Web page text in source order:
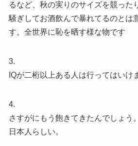
るなど、秋の実りのサイズを競った
騒ぎしてお酒飲んで暴れてるのとは
す。全世界に恥を晒す様な物です
3.
IQが二桁以上ある人は行ってはいけ
4.
さすがにもう飽きてきたんでしょう。
日本人らしい。